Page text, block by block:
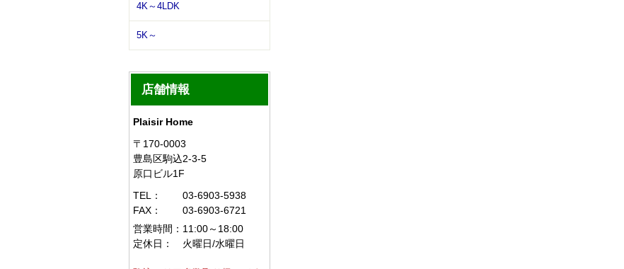
4K～4LDK
5K～
店舗情報
Plaisir Home
〒170-0003
豊島区駒込2-3-5
原口ビル1F
TEL：
03-6903-5938
FAX：
03-6903-6721
営業時間： 11:00～18:00
定休日：
火曜日/水曜日